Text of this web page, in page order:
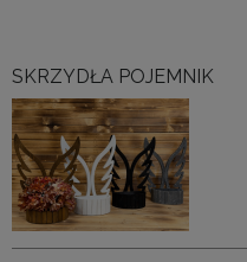
SKRZYDŁA POJEMNIK